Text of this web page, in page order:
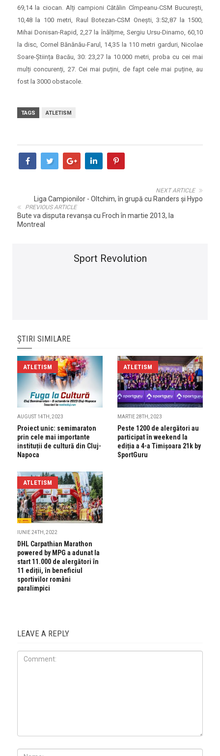
69,14 la ciocan. Alți campioni Cătălin Cîmpeanu-CSM București,
10,48 la 100 metri, Raul Botezan-CSM Onești, 3:52,87 la 1500,
Mihai Donisan-Rapid, 2,27 la înălțime, Sergiu Ursu-Dinamo, 60,10
la disc, Cornel Bănănău-Farul, 14,35 la 110 metri garduri, Nicolae
Soare-Știința Bacău, 30: 23,27 la 10.000 metri, proba cu cei mai
mulți concurenți, 27. Cei mai puțini, de fapt cele mai puține, au
fost la 3000 obstacole.
TAGS ATLETISM
NEXT ARTICLE
Liga Campionilor - Oltchim, în grupă cu Randers şi Hypo
PREVIOUS ARTICLE
Bute va disputa revanşa cu Froch în martie 2013, la
Montreal
Sport Revolution
ȘTIRI SIMILARE
ATLETISM
AUGUST 14TH, 2023
Proiect unic: semimaraton
prin cele mai importante
instituții de cultură din Cluj-
Napoca
ATLETISM
MARTIE 28TH, 2023
Peste 1200 de alergători au
participat în weekend la
ediția a 4-a Timișoara 21k by
SportGuru
ATLETISM
IUNIE 24TH, 2022
DHL Carpathian Marathon
powered by MPG a adunat la
start 11.000 de alergători în
11 ediții, în beneficiul
sportivilor români
paralimpici
LEAVE A REPLY